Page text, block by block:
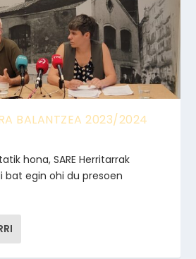
BALANTZEA 2023/2024
hona, SARE Herritarrak
bat egin ohi du presoen